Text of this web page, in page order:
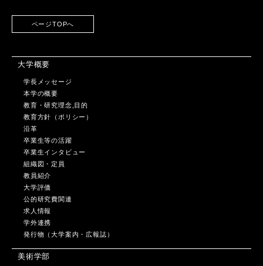
ページTOPへ
大学概要
学長メッセージ
本学の概要
教育・研究理念,目的
教育方針（ポリシー）
沿革
卒業生等の活躍
卒業生インタビュー
組織図・定員
教員紹介
大学評価
公的研究費関連
求人情報
学外連携
発行物（大学案内・広報誌）
美術学部